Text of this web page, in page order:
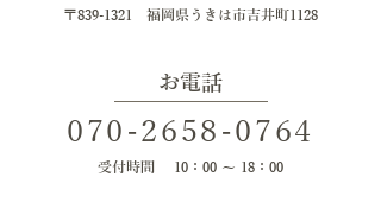
〒839-1321 福岡県うきは市吉井町1128
お電話
070-2658-0764
受付時間 10：00 ～ 18：00